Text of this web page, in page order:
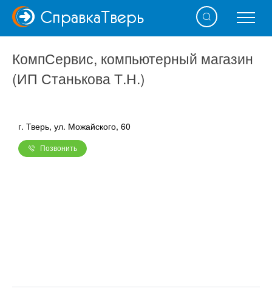
СправкаТверь
КомпСервис, компьютерный магазин
(ИП Станькова Т.Н.)
г. Тверь, ул. Можайского, 60
Позвонить